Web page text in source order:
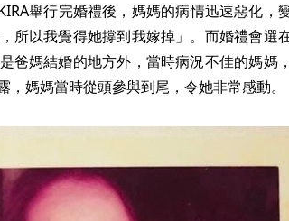
1| 2
舉行完婚禮後，媽媽的病情迅速惡化，
所以我覺得她撐到我嫁掉」。而婚禮會選
爸媽結婚的地方外，當時病況不佳的媽媽
媽媽當時從頭參與到尾，令她非常感動。